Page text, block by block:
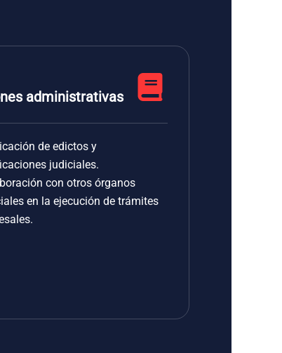
administrativas
de edictos y
judiciales.
con otros órganos
en la ejecución de trámites